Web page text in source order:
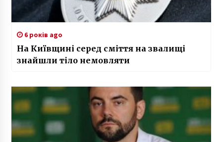
6 років ago
На Київщині серед сміття на звалищі
знайшли тіло немовляти